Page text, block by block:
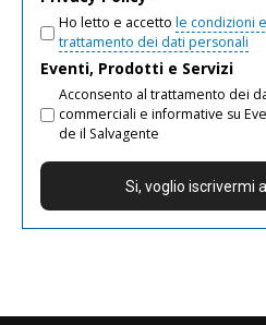
Ho letto e accetto le condizioni
trattamento dei dati personali
Eventi, Prodotti e Servizi
Acconsento al trattamento dei
commerciali e informative su
de il Salvagente